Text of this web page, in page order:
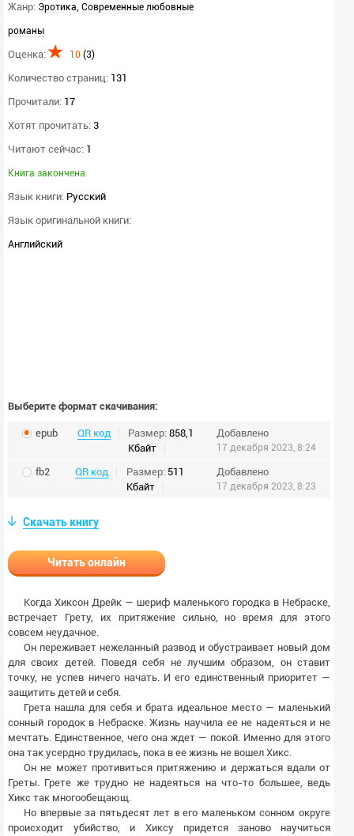
Жанр: Эротика, Современные любовные
романы
Оценка: 10 (3)
Количество страниц: 131
Прочитали: 17
Хотят прочитать: 3
Читают сейчас: 1
Книга закончена
Язык книги: Русский
Язык оригинальной книги:
Английский
Выберите формат скачивания:
epub QR код Размер: 858,1
Кбайт
Добавлено
17 декабря 2023, 8:24
fb2 QR код Размер: 511
Кбайт
Добавлено
17 декабря 2023, 8:23
Скачать книгу
Читать онлайн
Когда Хиксон Дрейк — шериф маленького городка в Небраске,
встречает Грету, их притяжение сильно, но время для этого
совсем неудачное.
Он переживает нежеланный развод и обустраивает новый дом
для своих детей. Поведя себя не лучшим образом, он ставит
точку, не успев ничего начать. И его единственный приоритет —
защитить детей и себя.
Грета нашла для себя и брата идеальное место — маленький
сонный городок в Небраске. Жизнь научила ее не надеяться и не
мечтать. Единственное, чего она ждет — покой. Именно для этого
она так усердно трудилась, пока в ее жизнь не вошел Хикс.
Он не может противиться притяжению и держаться вдали от
Греты. Грете же трудно не надеяться на что-то большее, ведь
Хикс так многообещающ.
Но впервые за пятьдесят лет в его маленьком сонном округе
происходит убийство, и Хиксу придется заново научиться